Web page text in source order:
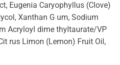
Eugenia Caryophyllus (Clove)
Xanthan G um, Sodium
Acryloyl dime thyltaurate/VP
rus Limon (Lemon) Fruit Oil,